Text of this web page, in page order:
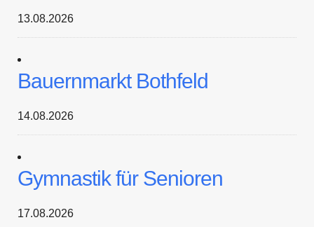
13.08.2026
Bauernmarkt Bothfeld
14.08.2026
Gymnastik für Senioren
17.08.2026